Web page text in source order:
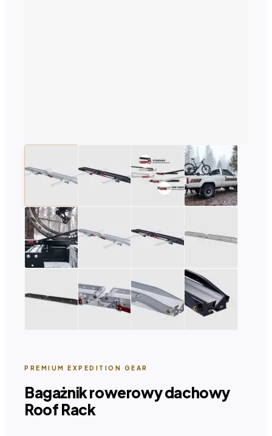
PREMIUM EXPEDITION GEAR
Bagażnik rowerowy dachowy
Roof Rack